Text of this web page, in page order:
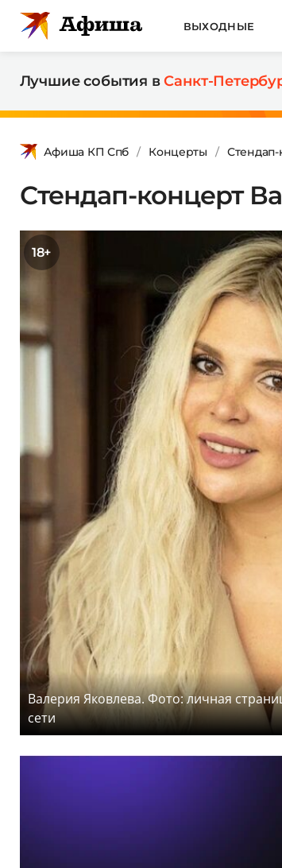
ВЫХОДНЫЕ
Лучшие события вСанкт-
Афиша КП Спб Концерты
Стендап-концерт
18+
Валерия Яковлева. Фото: личная
сети